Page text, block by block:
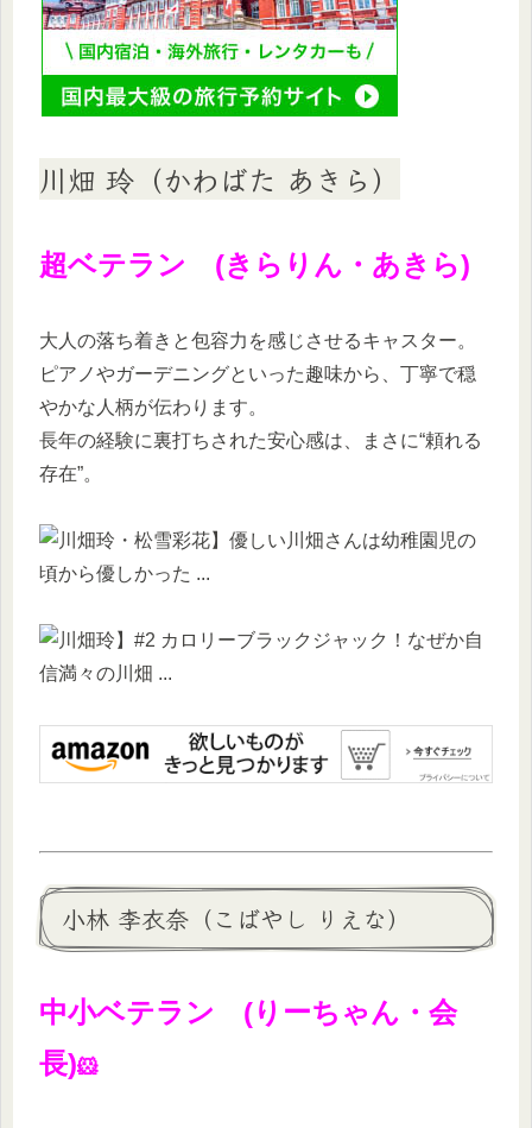
川畑 玲（かわばた あきら）
超ベテラン (きらりん・あきら)
大人の落ち着きと包容力を感じさせるキャスター。
ピアノやガーデニングといった趣味から、丁寧で穏
やかな人柄が伝わります。
長年の経験に裏打ちされた安心感は、まさに“頼れる
存在”。
小林 李衣奈（こばやし りえな）
中小ベテラン (りーちゃん・会
長)🐹